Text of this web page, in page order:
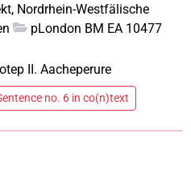
Nordrhein-Westfälische
pLondon BM EA 10477
II. Aacheperure
no. 6 in co(n)text